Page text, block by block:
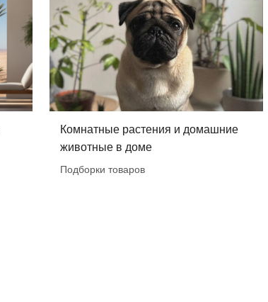
Комнатные растения и домашние
животные в доме
Подборки товаров